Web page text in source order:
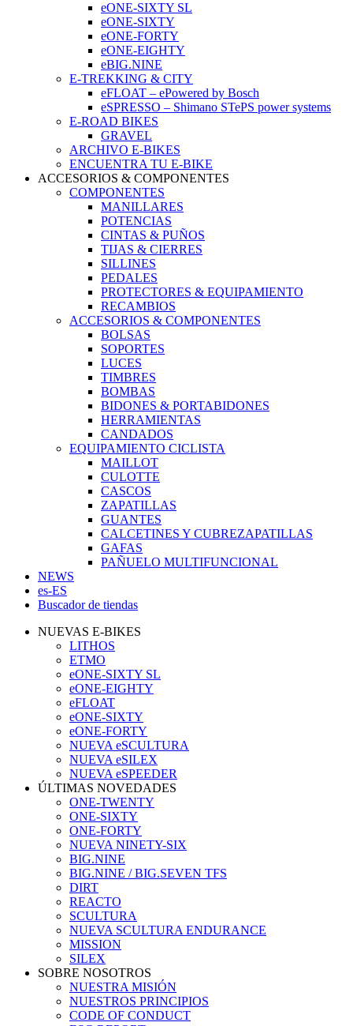
eONE-SIXTY SL
eONE-SIXTY
eONE-FORTY
eONE-EIGHTY
eBIG.NINE
E-TREKKING & CITY
eFLOAT – ePowered by Bosch
eSPRESSO – Shimano STePS power systems
E-ROAD BIKES
GRAVEL
ARCHIVO E-BIKES
ENCUENTRA TU E-BIKE
ACCESORIOS & COMPONENTES
COMPONENTES
MANILLARES
POTENCIAS
CINTAS & PUÑOS
TIJAS & CIERRES
SILLINES
PEDALES
PROTECTORES & EQUIPAMIENTO
RECAMBIOS
ACCESORIOS & COMPONENTES
BOLSAS
SOPORTES
LUCES
TIMBRES
BOMBAS
BIDONES & PORTABIDONES
HERRAMIENTAS
CANDADOS
EQUIPAMIENTO CICLISTA
MAILLOT
CULOTTE
CASCOS
ZAPATILLAS
GUANTES
CALCETINES Y CUBREZAPATILLAS
GAFAS
PAÑUELO MULTIFUNCIONAL
NEWS
es-ES
Buscador de tiendas
NUEVAS E-BIKES
LITHOS
ETMO
eONE-SIXTY SL
eONE-EIGHTY
eFLOAT
eONE-SIXTY
eONE-FORTY
NUEVA eSCULTURA
NUEVA eSILEX
NUEVA eSPEEDER
ÚLTIMAS NOVEDADES
ONE-TWENTY
ONE-SIXTY
ONE-FORTY
NUEVA NINETY-SIX
BIG.NINE
BIG.NINE / BIG.SEVEN TFS
DIRT
REACTO
SCULTURA
NUEVA SCULTURA ENDURANCE
MISSION
SILEX
SOBRE NOSOTROS
NUESTRA MISIÓN
NUESTROS PRINCIPIOS
CODE OF CONDUCT